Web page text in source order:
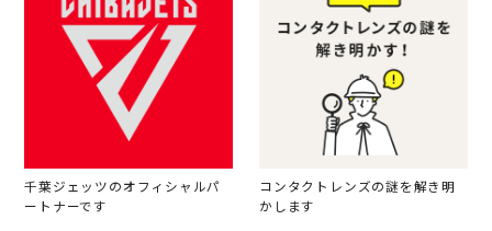
千葉ジェッツのオフィシャルパ
ートナーです
コンタクトレンズの謎を解き明
かします